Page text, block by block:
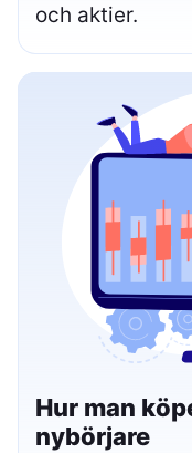
och aktier.
Hur man
nybörjare